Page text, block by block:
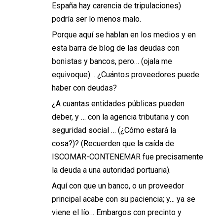
España hay carencia de tripulaciones)
podría ser lo menos malo.
Porque aquí se hablan en los medios y en
esta barra de blog de las deudas con
bonistas y bancos, pero… (ojala me
equivoque)… ¿Cuántos proveedores puede
haber con deudas?
¿A cuantas entidades públicas pueden
deber, y … con la agencia tributaria y con
seguridad social … (¿Cómo estará la
cosa?)? (Recuerden que la caída de
ISCOMAR-CONTENEMAR fue precisamente
la deuda a una autoridad portuaria).
Aquí con que un banco, o un proveedor
principal acabe con su paciencia; y… ya se
viene el lío… Embargos con precinto y